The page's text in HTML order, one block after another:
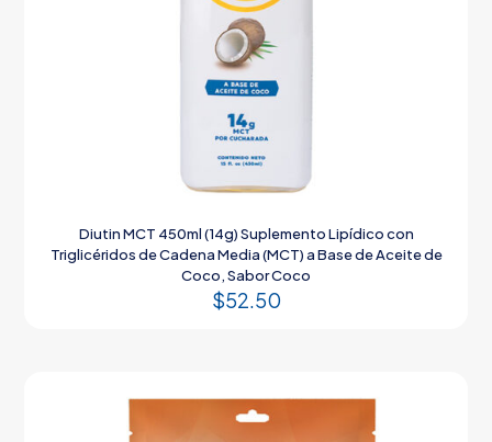
Diutin MCT 450ml (14g) Suplemento Lipídico con
Triglicéridos de Cadena Media (MCT) a Base de Aceite de
Coco, Sabor Coco
$52.50